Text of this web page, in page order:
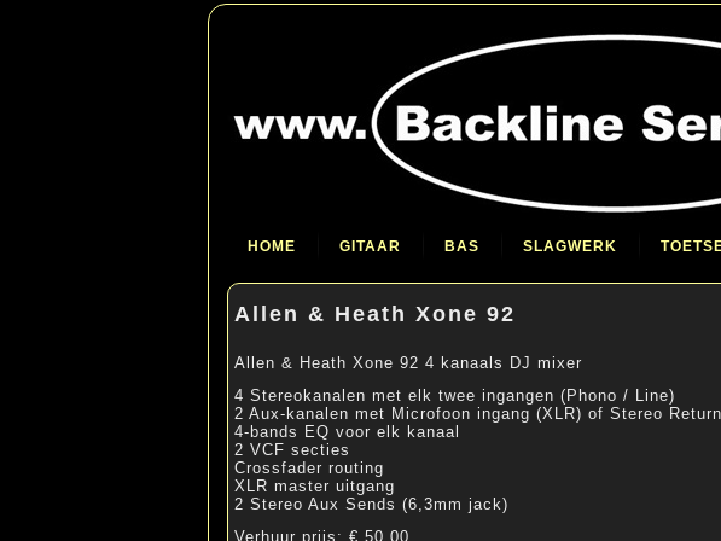
HOME GITAAR BAS SLAGWERK
Allen & Heath Xone 92
Allen & Heath Xone 92 4 kanaals DJ mixer
4 Stereokanalen met elk twee ingangen (Phono / Line)
2 Aux-kanalen met Microfoon ingang (XLR) of Stereo
4-bands EQ voor elk kanaal
2 VCF secties
Crossfader routing
XLR master uitgang
2 Stereo Aux Sends (6,3mm jack)
Verhuur prijs: € 50,00